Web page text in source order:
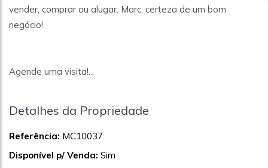
vender, comprar ou alugar. Marc, certeza de um bom
negócio!
Agende uma visita!...
Detalhes da Propriedade
Referência: MC10037
Disponível p/ Venda: Sim